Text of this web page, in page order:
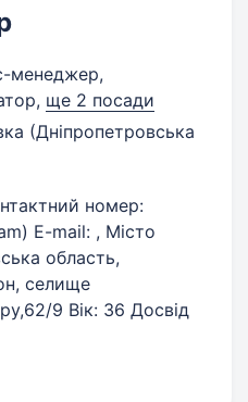
менеджер,
ще 2 посади
(Дніпропетровська
номер:
E-mail: , Місто
область,
селище
9 Вік: 36 Досвід